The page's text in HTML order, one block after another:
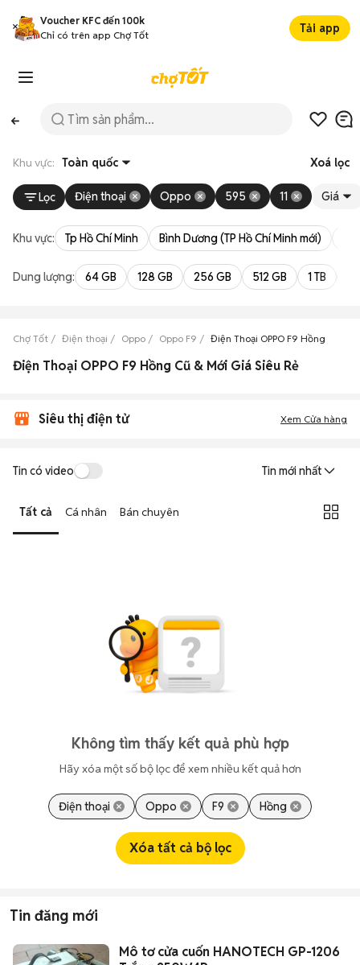
Voucher KFC đến 100k
Chỉ có trên app Chợ Tốt
Tải app
Khu vực: Toàn quốc Xoá lọc
Lọc Điện thoại Oppo 595 11 Giá
Khu vực: Tp Hồ Chí Minh Bình Dương (TP Hồ Chí Minh mới)
Dung lượng: 64 GB 128 GB 256 GB 512 GB 1 TB
Chợ Tốt Điện thoại Oppo Oppo F9 Điện Thoại OPPO F9 Hồng
Điện Thoại OPPO F9 Hồng Cũ & Mới Giá Siêu Rẻ
Siêu thị điện tử Xem Cửa hàng
Tin có video Tin mới nhất
Tất cả Cá nhân Bán chuyên
Không tìm thấy kết quả phù hợp
Hãy xóa một số bộ lọc để xem nhiều kết quả hơn
Điện thoại Oppo F9 Hồng
Xóa tất cả bộ lọc
Tin đăng mới
Mô tơ cửa cuốn HANOTECH GP-1206